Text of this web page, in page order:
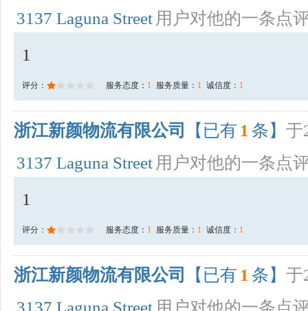
3137 Laguna Street 用户对他的一条点
1
评分： 服务态度： 1 服务质量： 1 诚信度： 1
浙江新颜物流有限公司 【已有 1 条】 于
3137 Laguna Street 用户对他的一条点
1
评分： 服务态度： 1 服务质量： 1 诚信度： 1
浙江新颜物流有限公司 【已有 1 条】 于
3137 Laguna Street 用户对他的一条点